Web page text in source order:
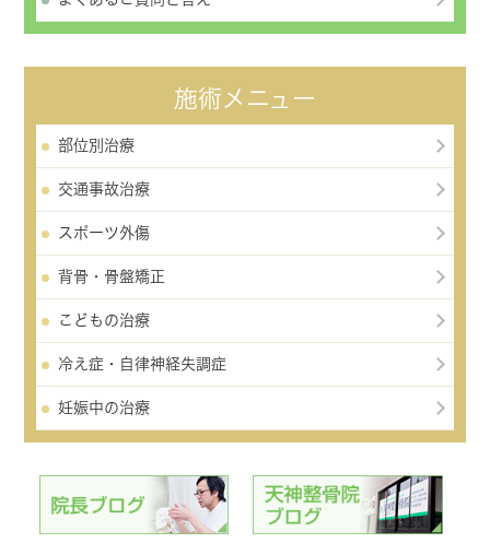
施術メニュー
部位別治療
交通事故治療
スポーツ外傷
背骨・骨盤矯正
こどもの治療
冷え症・自律神経失調症
妊娠中の治療